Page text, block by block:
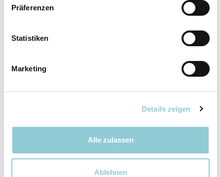
Präferenzen
Statistiken
Marketing
Details zeigen
Alle zulassen
Ablehnen
Ausstattung
Elektrische Seitenspiegel
Interieur – Komfort